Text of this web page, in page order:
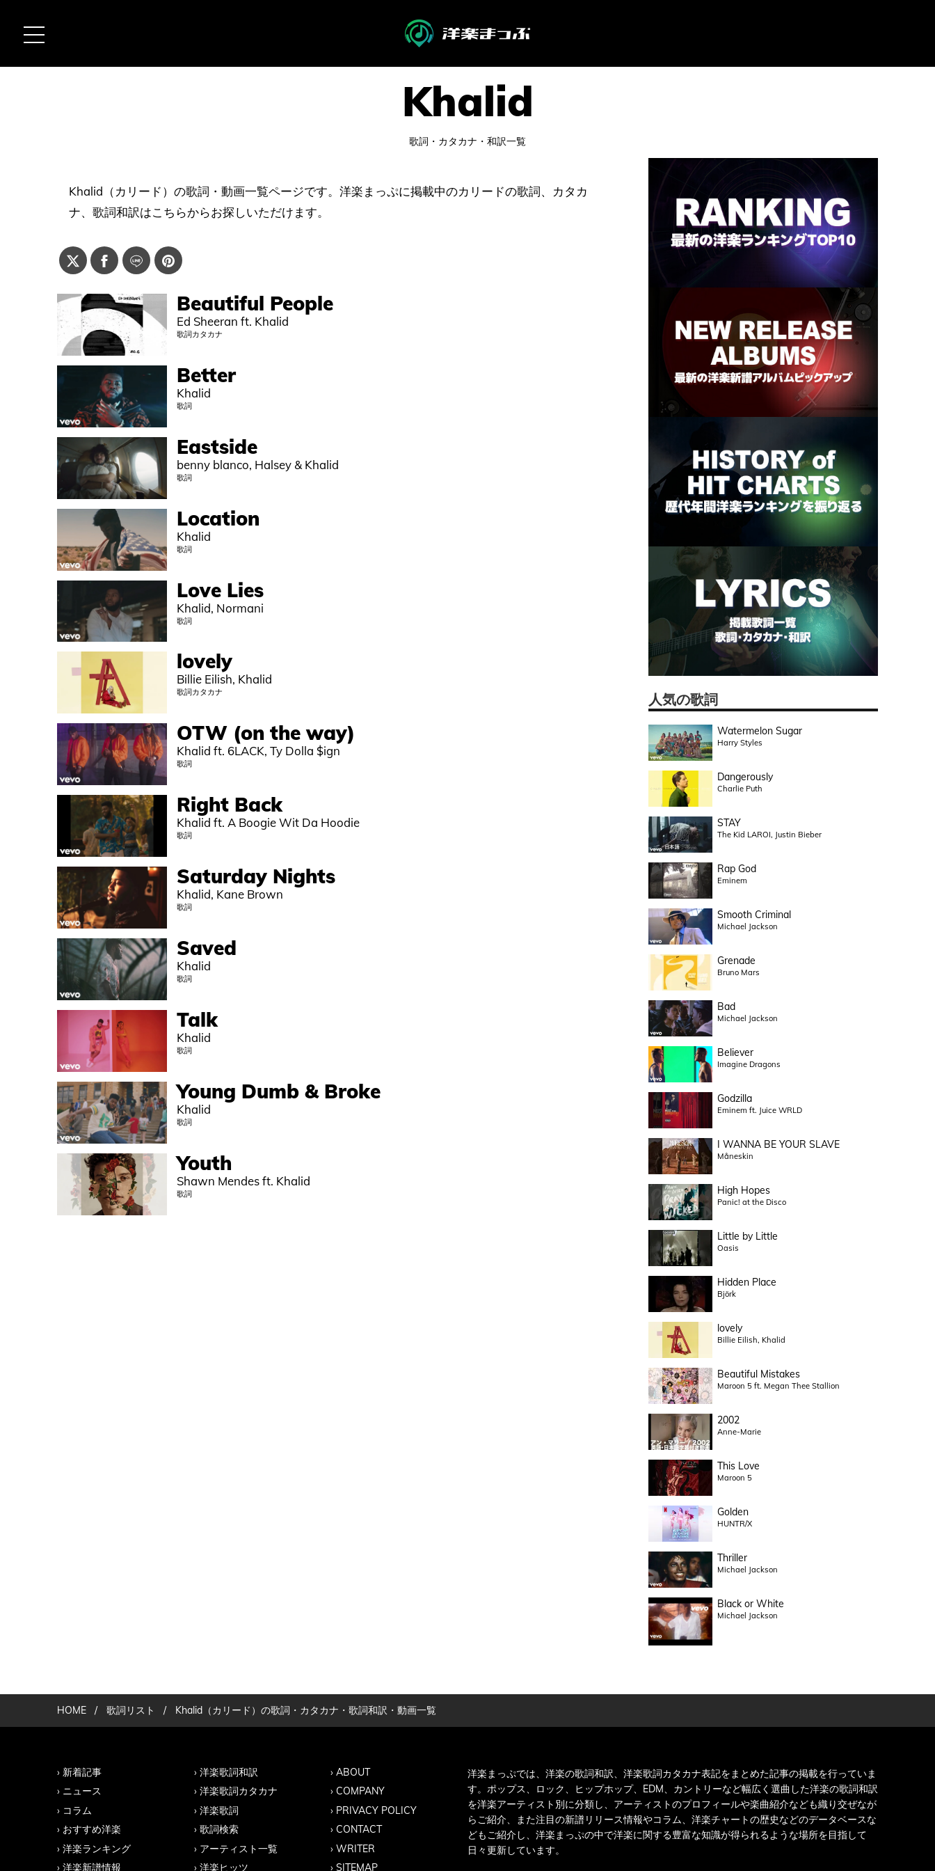
歌詞・カタカナ・和訳一覧
Khalid（カリード）の歌詞・動画一覧ページです。洋楽まっぷに掲載中のカリードの歌詞、カタカ
ナ、歌詞和訳はこちらからお探しいただけます。
Beautiful People
Ed Sheeran ft. Khalid
歌詞カタカナ
Better
Khalid
歌詞
Eastside
benny blanco, Halsey & Khalid
歌詞
Location
Khalid
歌詞
Love Lies
Khalid, Normani
歌詞
lovely
Billie Eilish, Khalid
歌詞カタカナ
OTW (on the way)
Khalid ft. 6LACK, Ty Dolla $ign
歌詞
Right Back
Khalid ft. A Boogie Wit Da Hoodie
歌詞
Saturday Nights
Khalid, Kane Brown
歌詞
Saved
Khalid
歌詞
Talk
Khalid
歌詞
Young Dumb & Broke
Khalid
歌詞
Youth
Shawn Mendes ft. Khalid
歌詞
人気の歌詞
Watermelon Sugar
Harry Styles
Dangerously
Charlie Puth
STAY
The Kid LAROI, Justin Bieber
Rap God
Eminem
Smooth Criminal
Michael Jackson
Grenade
Bruno Mars
Bad
Michael Jackson
Believer
Imagine Dragons
Godzilla
Eminem ft. Juice WRLD
I WANNA BE YOUR SLAVE
Måneskin
High Hopes
Panic! at the Disco
Little by Little
Oasis
Hidden Place
Björk
lovely
Billie Eilish, Khalid
Beautiful Mistakes
Maroon 5 ft. Megan Thee Stallion
2002
Anne-Marie
This Love
Maroon 5
Golden
HUNTR/X
Thriller
Michael Jackson
Black or White
Michael Jackson
HOME / 歌詞リスト / Khalid（カリード）の歌詞・カタカナ・歌詞和訳・動画一覧
新着記事
ニュース
コラム
おすすめ洋楽
洋楽ランキング
洋楽新譜情報
洋楽歌詞和訳
洋楽歌詞カタカナ
洋楽歌詞
歌詞検索
アーティスト一覧
洋楽ヒッツ
ABOUT
COMPANY
PRIVACY POLICY
CONTACT
WRITER
SITEMAP
洋楽まっぷでは、洋楽の歌詞和訳、洋楽歌詞カタカナ表記をまとめた記事の掲載を行っていま
す。ポップス、ロック、ヒップホップ、EDM、カントリーなど幅広く選曲した洋楽の歌詞和訳
を洋楽アーティスト別に分類し、アーティストのプロフィールや楽曲紹介なども織り交ぜなが
らご紹介、また注目の新譜リリース情報やコラム、洋楽チャートの歴史などのデータベースな
どもご紹介し、洋楽まっぷの中で洋楽に関する豊富な知識が得られるような場所を目指して
日々更新しています。